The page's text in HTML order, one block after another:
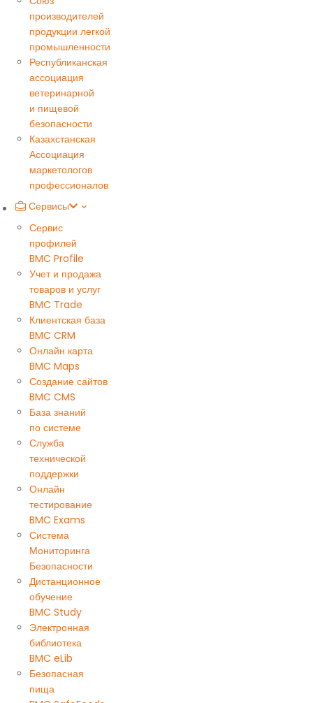
производителей
продукции легкой
промышленности
Республиканская
ассоциация
ветеринарной
и пищевой
безопасности
Казахстанская
Ассоциация
маркетологов
профессионалов
Сервисы
Сервис
профилей
BMC Profile
Учет и продажа
товаров и услуг
BMC Trade
Клиентская база
BMC CRM
Онлайн карта
BMC Maps
Создание сайтов
BMC CMS
База знаний
по системе
Служба
технической
поддержки
Онлайн
тестирование
BMC Exams
Система
Мониторинга
Безопасности
Дистанционное
обучение
BMC Study
Электронная
библиотека
BMC eLib
Безопасная
пища